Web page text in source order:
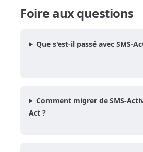
Foire aux questions
Que s'est-il passé avec SMS-
Comment migrer de SMS-
Act ?